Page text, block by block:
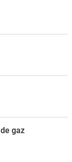
gaz